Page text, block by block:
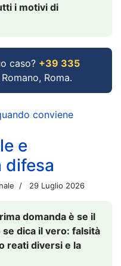
i motivi di
caso? +39 335
Roma.
conviene
e
difesa
29 Luglio 2026
domanda è se il
dica il vero: falsità
reati diversi e la